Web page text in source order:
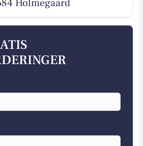
Holmegaard